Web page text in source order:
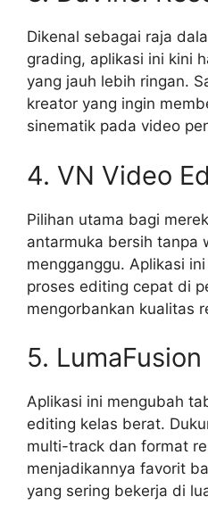
Dikenal sebagai raja
grading, aplikasi ini kini
yang jauh lebih ringan.
kreator yang ingin
sinematik pada video
4. VN Video
Pilihan utama bagi
antarmuka bersih tanpa
mengganggu. Aplikasi
proses editing cepat di
mengorbankan kualitas
5. LumaFusion
Aplikasi ini mengubah
editing kelas berat.
multi-track dan format
menjadikannya favorit
yang sering bekerja di